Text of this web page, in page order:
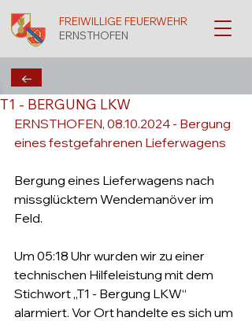
FREIWILLIGE FEUERWEHR
ERNSTHOFEN
T1 - BERGUNG LKW
ERNSTHOFEN, 08.10.2024 - Bergung
eines festgefahrenen Lieferwagens
Bergung eines Lieferwagens nach
missglücktem Wendemanöver im
Feld.
Um 05:18 Uhr wurden wir zu einer
technischen Hilfeleistung mit dem
Stichwort „T1 - Bergung LKW“
alarmiert. Vor Ort handelte es sich um
←